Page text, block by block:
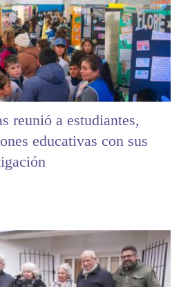
reunió a estudiantes,
educativas con sus